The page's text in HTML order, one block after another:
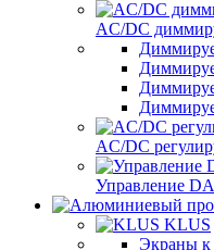
AC/DC
AC/DC
Управление
KLUS
Экраны